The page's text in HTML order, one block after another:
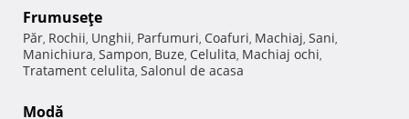
Frumuseţe
Păr, Rochii, Unghii, Parfumuri, Coafuri, Machiaj, Sani,
Manichiura, Sampon, Buze, Celulita, Machiaj ochi,
Tratament celulita, Salonul de acasa
Modă